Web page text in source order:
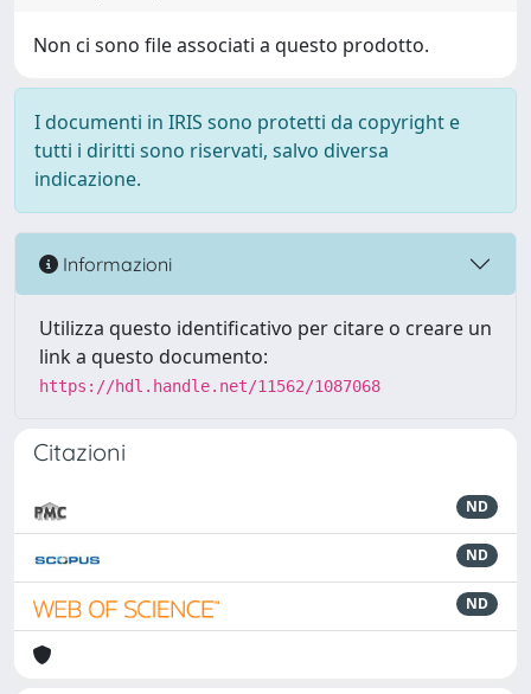
Non ci sono file associati a questo prodotto.
I documenti in IRIS sono protetti da copyright e
tutti i diritti sono riservati, salvo diversa
indicazione.
Informazioni
Utilizza questo identificativo per citare o creare un
link a questo documento:
https://hdl.handle.net/11562/1087068
Citazioni
ND
ND
ND